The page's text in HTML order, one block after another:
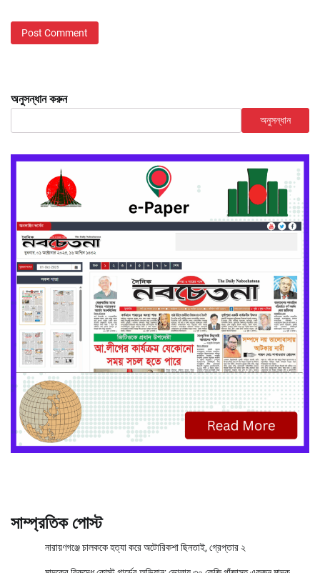
অনুসন্ধান করুন
অনুসন্ধান
সাম্প্রতিক পোস্ট
নারায়ণগঞ্জে চালককে হত্যা করে অটোরিকশা ছিনতাই, গ্রেপ্তার ২